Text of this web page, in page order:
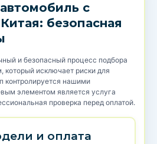
автомобиль с
безопасная
и безопасный процесс подбора
который исключает риски для
контролируется нашими
элементом является услуга
проверка перед оплатой.
и оплата